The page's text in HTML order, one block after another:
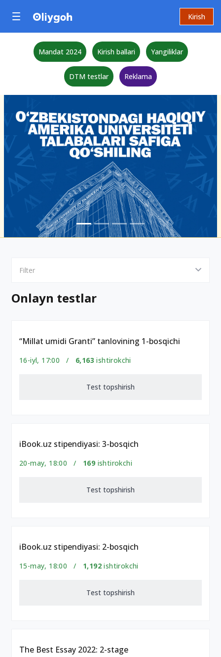
Kirish
Mandat 2024 Kirish ballari Yangiliklar
DTM testlar Reklama
Filter
Onlayn testlar
“Millat umidi Granti” tanlovining 1-bosqichi
16-iyl, 17:00 / 6,163 ishtirokchi
Test topshirish
iBook.uz stipendiyasi: 3-bosqich
20-may, 18:00 / 169 ishtirokchi
Test topshirish
iBook.uz stipendiyasi: 2-bosqich
15-may, 18:00 / 1,192 ishtirokchi
Test topshirish
The Best Essay 2022: 2-stage